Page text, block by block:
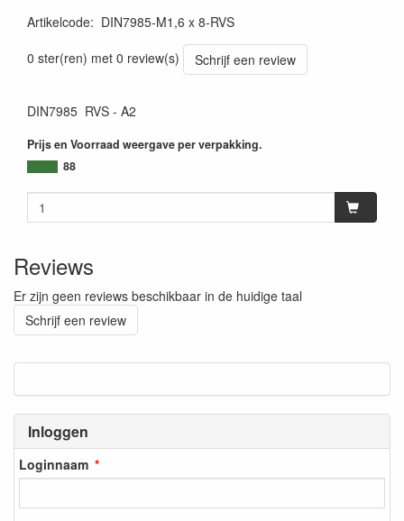
Inloggen
Loginnaam
Artikelcode: DIN7985-M1,6 x 8-RVS
0 ster(ren) met 0 review(s)
Schrijf een review
DIN7985 RVS - A2
Prijs en Voorraad weergave per verpakking.
88
Reviews
Er zijn geen reviews beschikbaar in de huidige taal
Schrijf een review